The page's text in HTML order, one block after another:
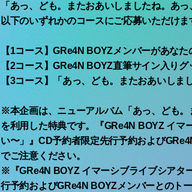
「あっ、ども。またおあいしましたね。あ
以下のいずれかのコースにご応募いただけま
【1コース】GRe4N BOYZメンバーがあな
【2コース】GRe4N BOYZ直筆サイン入り
【3コース】「あっ、ども。またおあいし
※本企画は、ニューアルバム「あっ、ども
を利用した特典です。『GRe4N BOYZ イマ
い〜」』CD予約者限定先行予約および
でご注意ください。
※『GRe4N BOYZ イマーシブライブシアタ
行予約およびGRe4N BOYZメンバーとのト